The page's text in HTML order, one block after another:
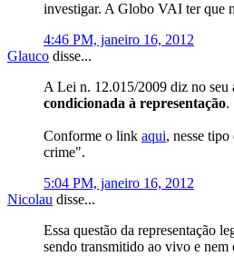
investigar. A Globo VAI ter que
4:46 PM, janeiro 16, 2012
Glauco disse...
A Lei n. 12.015/2009 diz no seu
condicionada à representação.
Conforme o link aqui, nesse
crime".
5:04 PM, janeiro 16, 2012
Nicolau disse...
Essa questão da representação
sendo transmitido ao vivo e nem